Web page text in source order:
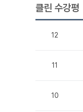
클린 수강평
12
11
10